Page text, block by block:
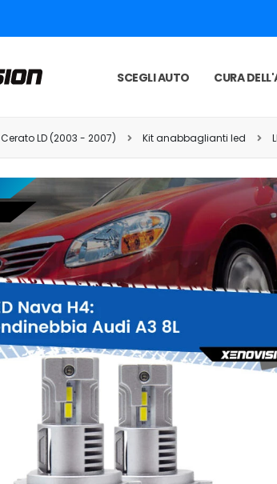
SCEGLI AUTO CURA
Cerato LD (2003 - 2007) Kit anabbaglianti led